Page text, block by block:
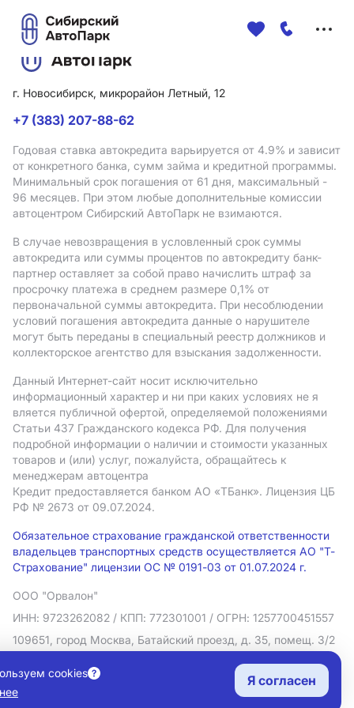
г. Новосибирск, микрорайон Летный, 12
+7 (383) 207-88-62
Годовая ставка автокредита варьируется от 4.9% и зависит
от конкретного банка, сумм займа и кредитной программы.
Минимальный срок погашения от 61 дня, максимальный -
96 месяцев. При этом любые дополнительные комиссии
автоцентром Сибирский АвтоПарк не взимаются.
В случае невозвращения в условленный срок суммы
автокредита или суммы процентов по автокредиту банк-
партнер оставляет за собой право начислить штраф за
просрочку платежа в среднем размере 0,1% от
первоначальной суммы автокредита. При несоблюдении
условий погашения автокредита данные о нарушителе
могут быть переданы в специальный реестр должников и
коллекторское агентство для взыскания задолженности.
Данный Интернет-сайт носит исключительно
информационный характер и ни при каких условиях не я
вляется публичной офертой, определяемой положениями
Статьи 437 Гражданского кодекса РФ. Для получения
подробной информации о наличии и стоимости указанных
товаров и (или) услуг, пожалуйста, обращайтесь к
менеджерам автоцентра
Кредит предоставляется банком АO «ТБанк». Лицензия ЦБ
РФ № 2673 от 09.07.2024.
Обязательное страхование гражданской ответственности
владельцев транспортных средств осуществляется АО "Т-
Страхование" лицензии ОС № 0191-03 от 01.07.2024 г.
ООО "Орвалон"
ИНН: 9723262082 / КПП: 772301001 / ОГРН: 1257700451557
109651, город Москва, Батайский проезд, д. 35, помещ. 3/2
Политика в отношении обработки персональных данных
Согласие на рекламную рассылку
Правовая информация
cookies
Я согласен